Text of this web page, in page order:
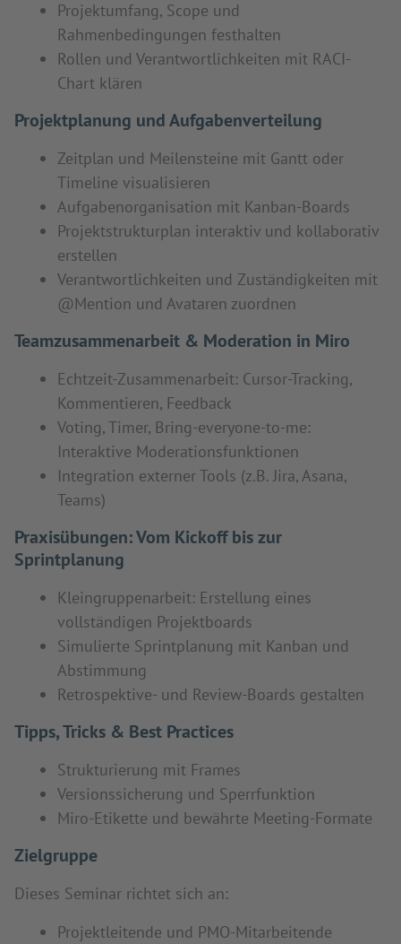
Projektumfang, Scope und
Rahmenbedingungen festhalten
Rollen und Verantwortlichkeiten mit RACI-
Chart klären
Projektplanung und Aufgabenverteilung
Zeitplan und Meilensteine mit Gantt oder
Timeline visualisieren
Aufgabenorganisation mit Kanban-Boards
Projektstrukturplan interaktiv und kollaborativ
erstellen
Verantwortlichkeiten und Zuständigkeiten mit
@Mention und Avataren zuordnen
Teamzusammenarbeit & Moderation in Miro
Echtzeit-Zusammenarbeit: Cursor-Tracking,
Kommentieren, Feedback
Voting, Timer, Bring-everyone-to-me:
Interaktive Moderationsfunktionen
Integration externer Tools (z.B. Jira, Asana,
Teams)
Praxisübungen: Vom Kickoff bis zur
Sprintplanung
Kleingruppenarbeit: Erstellung eines
vollständigen Projektboards
Simulierte Sprintplanung mit Kanban und
Abstimmung
Retrospektive- und Review-Boards gestalten
Tipps, Tricks & Best Practices
Strukturierung mit Frames
Versionssicherung und Sperrfunktion
Miro-Etikette und bewährte Meeting-Formate
Zielgruppe
Dieses Seminar richtet sich an:
Projektleitende und PMO-Mitarbeitende